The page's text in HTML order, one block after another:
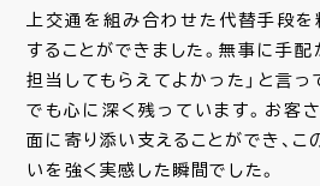
上交通を組み合わせた代替手段を
することができました。無事に手配
担当してもらえてよかった」と言
でも心に深く残っています。お客
面に寄り添い支えることができ、
いを強く実感した瞬間でした。